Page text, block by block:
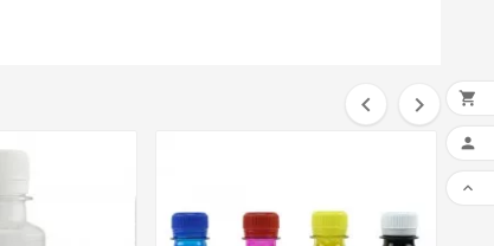
  

